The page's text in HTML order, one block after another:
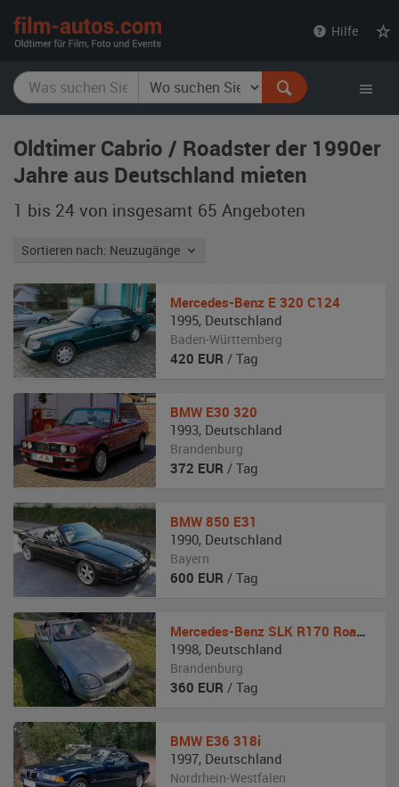
Hilfe
Oldtimer Cabrio / Roadster der 1990er
Jahre aus Deutschland mieten
1 bis 24 von insgesamt 65 Angeboten
Sortieren nach: Neuzugänge
Mercedes-Benz E 320 C124
1995, Deutschland
Baden-Württemberg
420 EUR / Tag
BMW E30 320
1993, Deutschland
Brandenburg
372 EUR / Tag
BMW 850 E31
1990, Deutschland
Bayern
600 EUR / Tag
Mercedes-Benz SLK R170 Roadster
1998, Deutschland
Brandenburg
360 EUR / Tag
BMW E36 318i
1997, Deutschland
Nordrhein-Westfalen